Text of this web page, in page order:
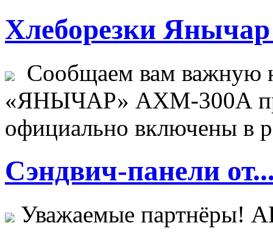
Хлеборезки Янычар
Сообщаем вам важную
«ЯНЫЧАР» АХМ-300А
официально включены в
Сэндвич-панели
Уважаемые